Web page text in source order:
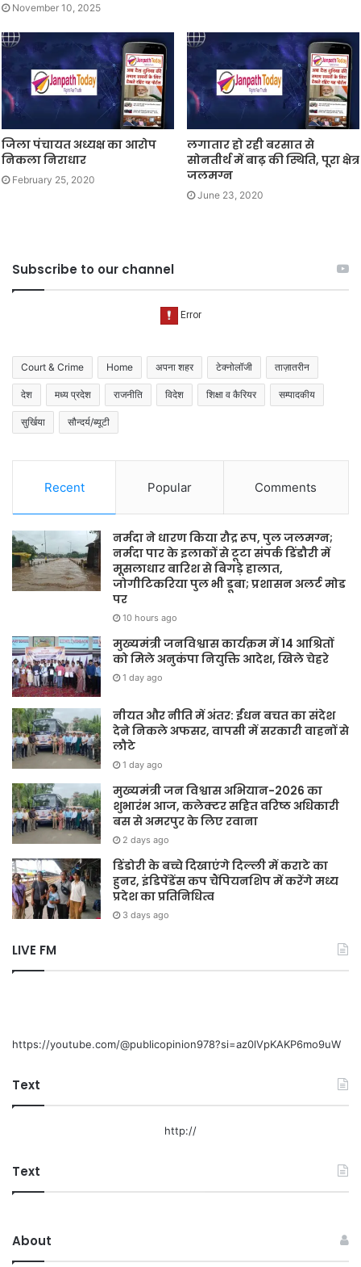
November 10, 2025
जिला पंचायत अध्यक्ष का आरोप
निकला निराधार
February 25, 2020
लगातार हो रही बरसात से
सोनतीर्थ में बाढ़ की स्थिति, पूरा क्षेत्र
जलमग्न
June 23, 2020
Subscribe to our channel
Court & Crime Home अपना शहर टेक्नोलॉजी ताज़ातरीन
देश मध्य प्रदेश राजनीति विदेश शिक्षा व कैरियर सम्पादकीय
सुर्खिया सौन्दर्य/ब्यूटी
Recent Popular Comments
नर्मदा ने धारण किया रौद्र रूप, पुल जलमग्न;
नर्मदा पार के इलाकों से टूटा संपर्क डिंडौरी में
मूसलाधार बारिश से बिगड़े हालात,
जोगीटिकरिया पुल भी डूबा; प्रशासन अलर्ट मोड
पर
10 hours ago
मुख्यमंत्री जनविश्वास कार्यक्रम में 14 आश्रितों
को मिले अनुकंपा नियुक्ति आदेश, खिले चेहरे
1 day ago
नीयत और नीति में अंतर: ईंधन बचत का संदेश
देने निकले अफसर, वापसी में सरकारी वाहनों से
लौटे
1 day ago
मुख्यमंत्री जन विश्वास अभियान-2026 का
शुभारंभ आज, कलेक्टर सहित वरिष्ठ अधिकारी
बस से अमरपुर के लिए रवाना
2 days ago
डिंडोरी के बच्चे दिखाएंगे दिल्ली में कराटे का
हुनर, इंडिपेंडेंस कप चैंपियनशिप में करेंगे मध्य
प्रदेश का प्रतिनिधित्व
3 days ago
LIVE FM
https://youtube.com/@publicopinion978?si=az0lVpKAKP6mo9uW
Text
http://
Text
About